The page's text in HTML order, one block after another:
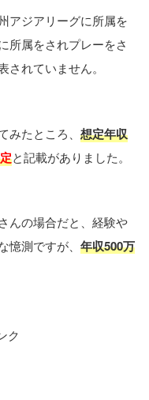
アジアリーグに所属を
所属をされプレーをさ
れていません。
たところ、 想定年収
と記載がありました。
んの場合だと、経験や
測ですが、 年収500万
ク